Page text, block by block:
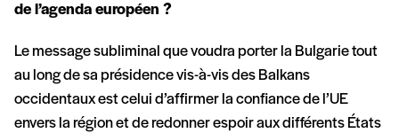
de l’agenda européen ?
Le message subliminal que voudra porter la Bulgarie tout
au long de sa présidence vis-à-vis des Balkans
occidentaux est celui d’affirmer la confiance de l’UE
envers la région et de redonner espoir aux différents États